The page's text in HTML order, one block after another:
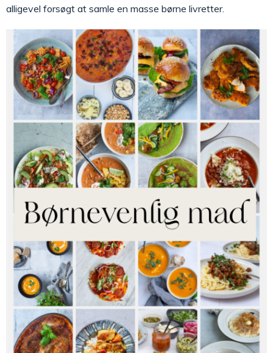
alligevel forsøgt at samle en masse børne livretter.